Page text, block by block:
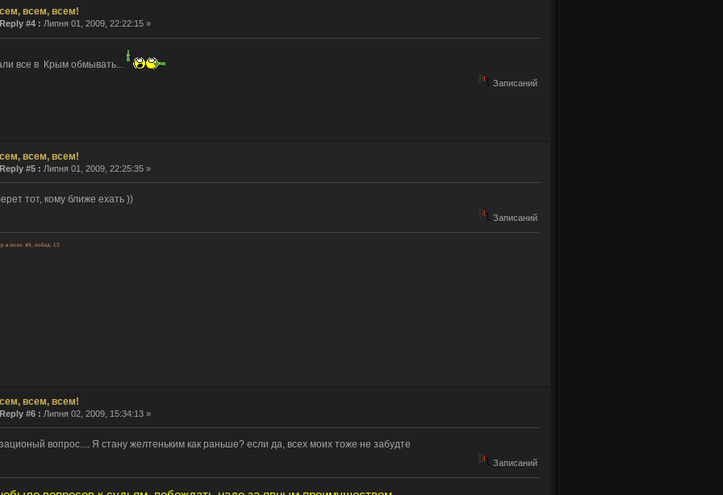
всем, всем!
Reply #4 : Липня 01, 2009, 22:22:15 »
все в Крым обмывать...
Записаний
всем, всем!
Reply #5 : Липня 01, 2009, 22:25:35 »
тот, кому ближе ехать ))
Записаний
в поле: 49, побед: 15
всем, всем!
Reply #6 : Липня 02, 2009, 15:34:13 »
вопрос.... Я стану желтеньким как раньше? если да, всех моих тоже не забудте
Записаний